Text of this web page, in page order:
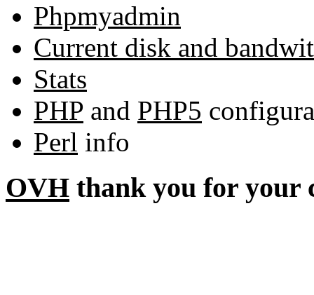
Phpmyadmin
Current disk and
Stats
PHP and PHP5
Perl info
OVH thank you for your